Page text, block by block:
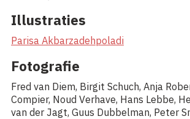
Illustraties
Parisa Akbarzadehpoladi
Fotografie
Fred van Diem, Birgit Schuch, Anja
Compier, Noud Verhave, Hans Lebbe,
van der Jagt, Guus Dubbelman, Peter